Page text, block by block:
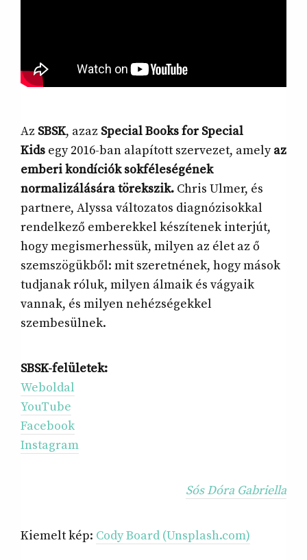
Az SBSK, azaz Special Books for Special
Kids egy 2016-ban alapított szervezet, amelyaz
emberi kondíciók sokféleségének
normalizálására törekszik. Chris Ulmer, és
partnere, Alyssa változatos diagnózisokkal
rendelkező emberekkel készítenek interjút,
hogy megismerhessük, milyen az élet az ő
szemszögükből: mit szeretnének, hogy mások
tudjanak róluk, milyen álmaik és vágyaik
vannak, és milyen nehézségekkel
szembesülnek.
SBSK-felületek:
Weboldal
YouTube
Facebook
Instagram
Sós Dóra Gabriella
Kiemelt kép: Cody Board (Unsplash.com)